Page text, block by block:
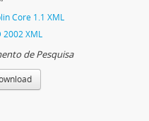
Core 1.1 XML
2002 XML
de Pesquisa